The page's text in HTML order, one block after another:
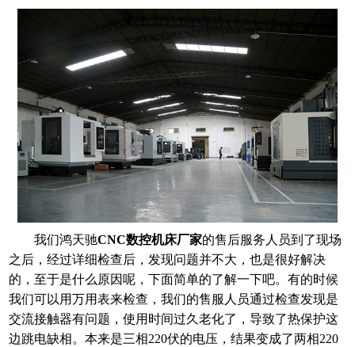
我们鸿天驰CNC数控机床厂家的售后服务人员到了现场
之后，经过详细检查后，发现问题并不大，也是很好解决
的，至于是什么原因呢，下面简单的了解一下吧。有的时候
我们可以用万用表来检查，我们的售服人员通过检查发现是
交流接触器有问题，使用时间过久老化了，导致了热保护这
边跳电缺相。本来是三相220伏的电压，结果变成了两相220